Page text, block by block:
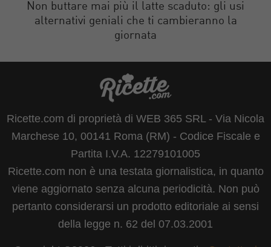
Non buttare mai più il latte scaduto: gli usi
alternativi geniali che ti cambieranno la
giornata
Ricette.com di proprietà di WEB 365 SRL - Via Nicola
Marchese 10, 00141 Roma (RM) - Codice Fiscale e
Partita I.V.A. 12279101005
Ricette.com non è una testata giornalistica, in quanto
viene aggiornato senza alcuna periodicità. Non può
pertanto considerarsi un prodotto editoriale ai sensi
della legge n. 62 del 07.03.2001